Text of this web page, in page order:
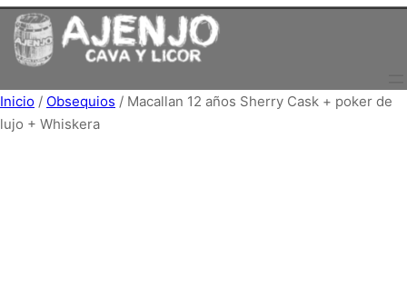
Saltar
contenido
Inicio / Obsequios / Macallan 12 años Sherry Cask + poker de
lujo + Whiskera